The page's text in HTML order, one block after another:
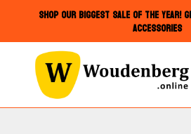
SHOP OUR BIGGEST SALE OF THE
ACCESSORIES